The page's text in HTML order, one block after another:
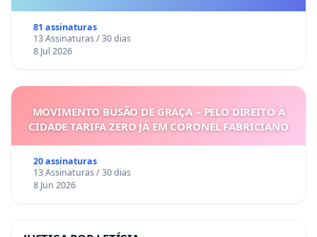
81 assinaturas
13 Assinaturas / 30 dias
8 Jul 2026
MOVIMENTO BUSÃO DE GRAÇA – PELO DIREITO À
CIDADE TARIFA ZERO JÁ EM CORONEL FABRICIANO
20 assinaturas
13 Assinaturas / 30 dias
8 Jun 2026